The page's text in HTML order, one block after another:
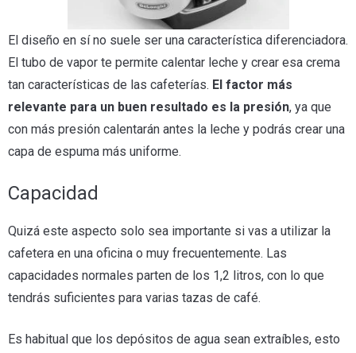
El diseño en sí no suele ser una característica diferenciadora.
El tubo de vapor te permite calentar leche y crear esa crema
tan características de las cafeterías. El factor más
relevante para un buen resultado es la presión, ya que
con más presión calentarán antes la leche y podrás crear una
capa de espuma más uniforme.
Capacidad
Quizá este aspecto solo sea importante si vas a utilizar la
cafetera en una oficina o muy frecuentemente. Las
capacidades normales parten de los 1,2 litros, con lo que
tendrás suficientes para varias tazas de café.
Es habitual que los depósitos de agua sean extraíbles, esto